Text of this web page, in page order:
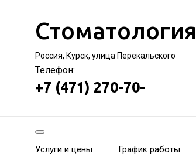
Стоматология
Россия, Курск, улица Перекальского
Телефон:
+7 (471) 270-70-
Услуги и цены График работы